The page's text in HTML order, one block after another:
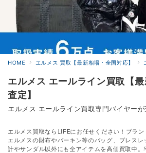
HOME エルメス 買取【最新相場・全国対応】
エルメス エールライン買取【
査定】
エルメス エールライン買取専門バイヤーが
エルメス買取ならLIFEにお任せください！ブラ
エルメスの財布やバーキン等のバッグ、ブレス
計やサンダル以外にも全アイテムを高価買取中。